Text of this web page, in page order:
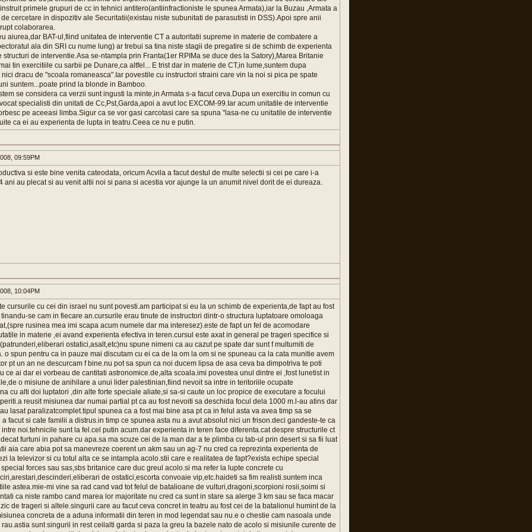
primele grupuri de cc in tehnici antitero(antiinfractioniste le spunea Armata),iar la Buzau ,Armata a
cercetare in dispozitiv ale Securitatii(existau niste subunitati de parasutisti in DSS).Apoi spre anii
colaborarea.
aiurea,dar BAT-ul,fiind unitatea de interventie CT a autoritatii supreme in materie de combatere a
ala din SRI cu nume lung) ar trebui sa tina niste stagii de pregatire si de schimb de experienta
structuri de interventie.Asa se-ntampla prin Franta(1er RPIMa se duce des la Satory),Marea Britanie
tin exercitiile cu sarbii pe Dunare,ca altfel... E trist dar in materie de CT,in lume,suntem dupa
dracu de "scoala romaneasca".Iar povestile cu instructori straini care vin la noi si pica pe spate
suntem...poate prind la blonde in Bamboo.
se considera ca verzii sunt ingusti la minte,in Armata s-a facut ceva.Dupa un exercitiu in comun cu
specialisti din unitati de Cc,Pst,Garda,apoi a avut loc EXCOM-99.Iar acum unitatile de interventie
pe aceeasi limba.Sigur ca se vor gasi carcotasi care sa spuna "lasa-ne cu unitatile de interventie
ca ei au experienta de lupta in teatru.Ceea ce nu e putin.
09:59PM
si este bine venita cateodata, oricum Acvila a facut destul de multe selectii si cei pe care i-a
ani au plecat si au venit altii noi si pana si acestia vor ajunge la un anumit nivel dorit de ei dureaza.
10:04PM
cursurile cu cei din israel nu sunt povesti.am participat si eu la un schimb de experienta,de fapt au fost
se cam in fiecare an.cursurile erau tinute de instructori dintr-o structura luptatoare omoloaga
rusinea mea imi scapa acum numele dar ma interesez).este de fapt un fel de acomodare
in materie ,ei avand experienta efectiva in teren.cursul este axat in general pe trageri specifice si
ostatici,asalt,etc)nu spune nimeni ca au cazut pe spate dar sunt f multumiti de
o spun pentru ca in pauze mai discutam cu ei ca de la om la om si ne spuneau ca la cata munitie avem
pt un an ne descurcam f bine.nu pot sa spun ca noi ducem lipsa de asa ceva ba dimpotriva te poti
ce ai dar ei vorbeau de cantitati astronomice.de,alta scoala.imi povestea unul dintre ei ,fost lunetist in
o misiune de anihilare a unui lider palestinian,fiind nevoit sa intre in teritoriile ocupate
cu alti doi luptatori ,din alte forte speciale aliate,si sa-si caute un loc propice de executare a focului
reusit misiunea dar numai partial pt ca au fost nevoiti sa deschida focul dela 1000 m.l-au atins dar
lasat paralizatcomplet.tipul spunea ca a fost mai bine asa pt ca in felul asta va avea timp sa se
facut si cate familii a distrus.in timp ce spunea asta nu a avut absolut nici un frison.deci gandeste-te ca
noi.tehnicile sunt la fel.cel putin acum.dar experienta in teren face diferenta.cat despre structurile ct
furtuni in pahare cu apa.sa ma scuze cei de la man dar a te plimba cu tab-ul prin desert si sa fii luat
aia care abia pot sa manevreze coerent un akm sau un ag-7 nu cred ca reprezinta experienta de
la televizor si cu totul alta ce se intampla acolo.stii care e realitatea de fapt?exista echipe special
forces sau sas,sbs britanice care duc greul acolo.si ma refer la lupte concrete cu
de ostatici,escorta convoaie vip,etc.haideti sa fim realisti.suntem inca
astea.mie-mi vine sa rad cand vad tot felul de batalioane de vulturi,dragoni,scorpioni rosii,soimi si
ca niste rambo cand marea lor majoritate nu cred ca sunt in stare sa alerge 3 km sau se faca macar
de trageri si altele.singurii care au facut ceva concret in teatru au fost cei de la batalionul humint de la
concreta de a aduna informatii din teren in mod legendat sau nu.e o chestie cam nasoala unde
sunt singurii in rest ceilalti garda si paza la greu la bazele nato de acolo si misiunile curente de